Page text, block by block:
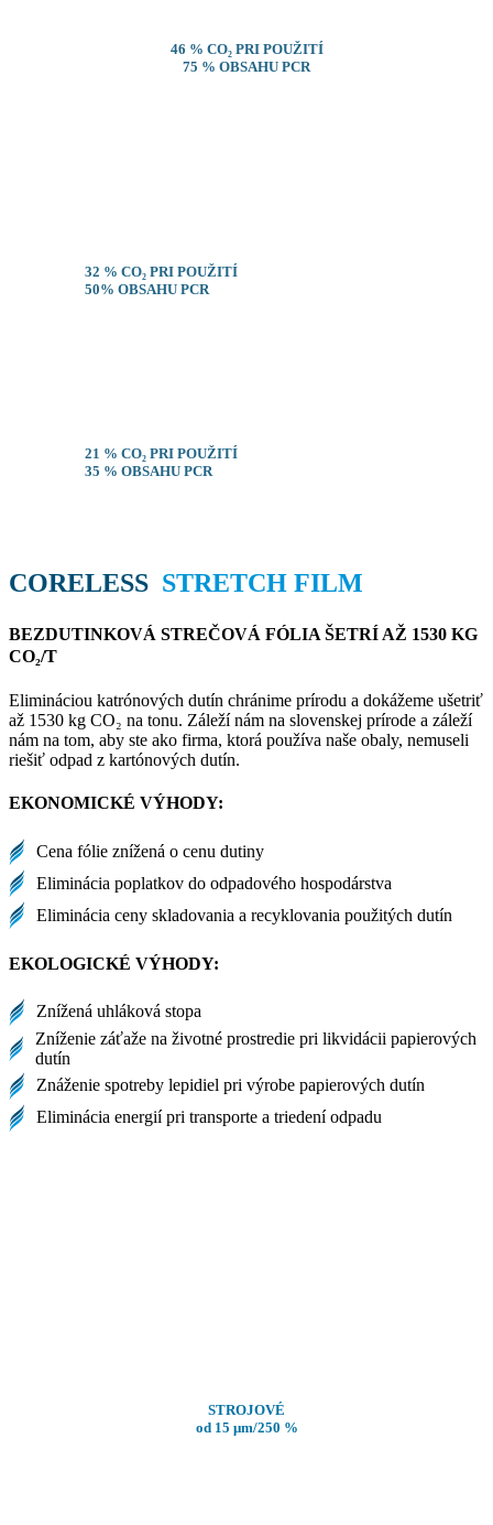
46 % CO₂ PRI POUŽITÍ
75 % OBSAHU PCR
32 % CO₂ PRI POUŽITÍ
50% OBSAHU PCR
21 % CO₂ PRI POUŽITÍ
35 % OBSAHU PCR
CORELESS STRETCH FILM
BEZDUTINKOVÁ STREČOVÁ FÓLIA ŠETRÍ AŽ 1530 KG
CO₂/T
Elimináciou katrónových dutín chránime prírodu a dokážeme ušetriť
až 1530 kg CO₂ na tonu. Záleží nám na slovenskej prírode a záleží
nám na tom, aby ste ako firma, ktorá používa naše obaly, nemuseli
riešiť odpad z kartónových dutín.
EKONOMICKÉ VÝHODY:
Cena fólie znížená o cenu dutiny
Eliminácia poplatkov do odpadového hospodárstva
Eliminácia ceny skladovania a recyklovania použitých dutín
EKOLOGICKÉ VÝHODY:
Znížená uhláková stopa
Zníženie záťaže na životné prostredie pri likvidácii papierových
dutín
Znáženie spotreby lepidiel pri výrobe papierových dutín
Eliminácia energií pri transporte a triedení odpadu
STROJOVÉ
od 15 μm/250 %